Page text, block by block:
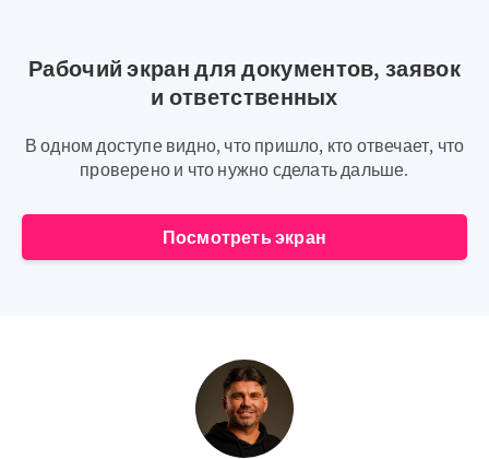
Рабочий экран для документов, заявок
и ответственных
В одном доступе видно, что пришло, кто отвечает, что
проверено и что нужно сделать дальше.
Посмотреть экран